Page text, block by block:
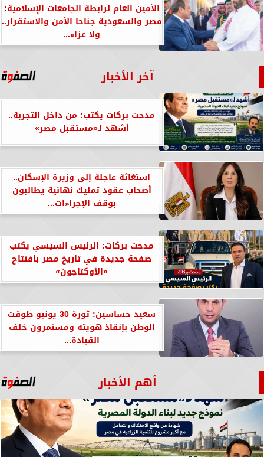
الأمين العام لرابطة الجامعات الإسلامية:
مصر والسعودية جناحا الأمن والاستقرار..
ولا عزاء...
آخر الأخبار
مدحت بركات يكتب: من داخل التجربة..
أشهد لـ«مستقبل مصر»
استغاثة عاجلة إلى وزيرة الإسكان..
أصحاب عقود تمليك نهائية يطالبون
بوقف الإجراءات...
مدحت بركات: الرئيس السيسي يكتب
صفحة جديدة في تاريخ مصر بافتتاح
«الأوكتاجون»
سعيد حساسين: ثورة 30 يونيو طوقت
الوطن بإنقاذ هويته ومستمرون خلف
القيادة...
أهم الأخبار